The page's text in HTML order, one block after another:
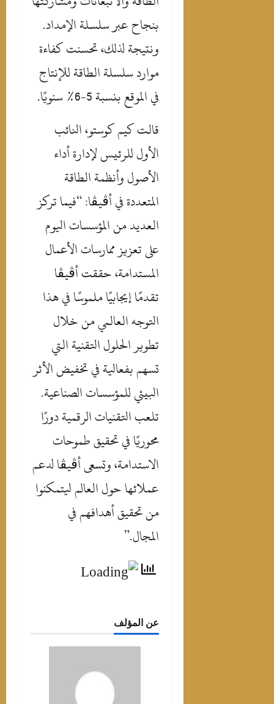
بنجاح عبر سلسلة الإمداد.
ونتيجة لذلك، تحسنت كفاءة
موارد سلسلة الطاقة للإنتاج
في الموقع بنسبة 5-6% سنويًا.
قالت كيم كوستو، النائب
الأول للرئيس لإدارة أداء
الأصول وأنظمة الطاقة
المتعددةفيأڤيڤا: “فيما تركز
العديد من المؤسسات اليوم
على تعزيز ممارسات الأعمال
المستدامة، حققت أڤيڤا
تقدمًا إيجابيًا ملموسًا في هذا
التوجه العالمي من خلال
تطوير الحلول التقنية التي
تسهم بفعالية في تخفيض الأثر
البيئي للمؤسسات الصناعية.
تلعب التقنيات الرقمية دورًا
محوريًا في تحقيق طموحات
الاستدامة، وتسعى أڤيڤا لدعم
عملائها حول العالم ليتمكنوا
من تحقيق أهدافهم في
المجال.”
عن المؤلف